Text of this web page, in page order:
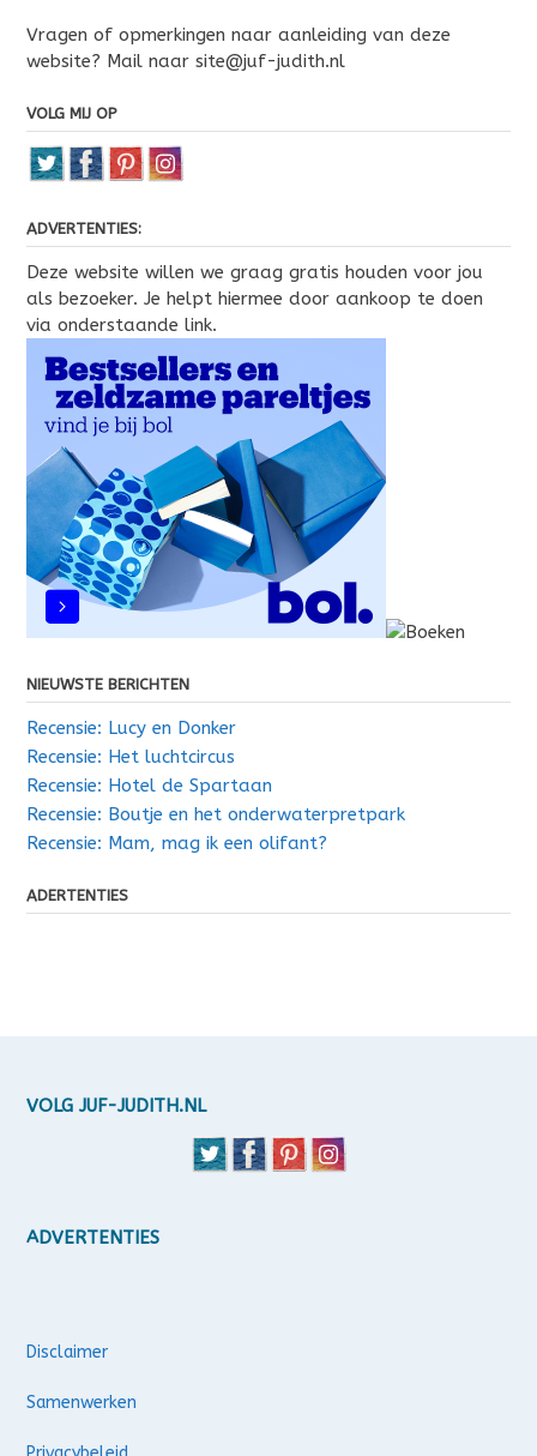
Vragen of opmerkingen naar aanleiding van deze
website? Mail naar site@juf-judith.nl
VOLG MIJ OP
ADVERTENTIES:
Deze website willen we graag gratis houden voor jou
als bezoeker. Je helpt hiermee door aankoop te doen
via onderstaande link.
NIEUWSTE BERICHTEN
Recensie: Lucy en Donker
Recensie: Het luchtcircus
Recensie: Hotel de Spartaan
Recensie: Boutje en het onderwaterpretpark
Recensie: Mam, mag ik een olifant?
ADERTENTIES
VOLG JUF-JUDITH.NL
ADVERTENTIES
Disclaimer
Samenwerken